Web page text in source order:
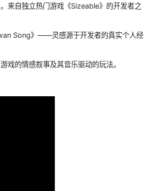
来自独立热门游戏《Sizeable》的开发者之
Song》——灵感源于开发者的真实个人经
的情感叙事及其音乐驱动的玩法。